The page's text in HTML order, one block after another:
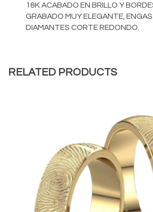
18K ACABADO EN BRILLO Y
GRABADO MUY ELEGANTE,
DIAMANTES CORTE REDONDO.
RELATED PRODUCTS